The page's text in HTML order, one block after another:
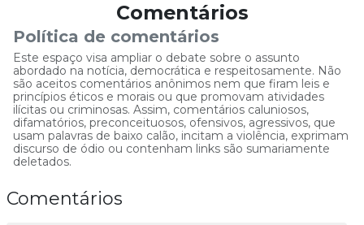
Comentários
Política de comentários
Este espaço visa ampliar o debate sobre o assunto
abordado na notícia, democrática e respeitosamente. Não
são aceitos comentários anônimos nem que firam leis e
princípios éticos e morais ou que promovam atividades
ilícitas ou criminosas. Assim, comentários caluniosos,
difamatórios, preconceituosos, ofensivos, agressivos, que
usam palavras de baixo calão, incitam a violência, exprimam
discurso de ódio ou contenham links são sumariamente
deletados.
Comentários